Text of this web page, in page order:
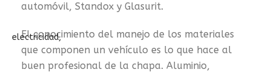
automóvil, Standox y Glasurit.
El conocimiento del manejo de los materiales
que componen un vehículo es lo que hace al
buen profesional de la chapa. Aluminio,